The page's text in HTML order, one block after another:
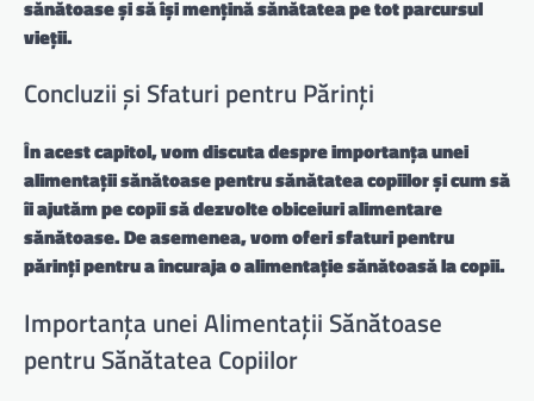
sănătoase și să își mențină sănătatea pe tot parcursul
vieții.
Concluzii și Sfaturi pentru Părinți
În acest capitol, vom discuta despre importanța unei
alimentații sănătoase pentru sănătatea copiilor și cum să
îi ajutăm pe copii să dezvolte obiceiuri alimentare
sănătoase. De asemenea, vom oferi sfaturi pentru
părinți pentru a încuraja o alimentație sănătoasă la copii.
Importanța unei Alimentații Sănătoase
pentru Sănătatea Copiilor